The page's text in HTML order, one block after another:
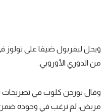
سعودي في الجول
الدوري الإسباني
ويحل ليفربول ضيفا على تولوز
من الدوري الأوروبي.
وقال يورجن كلوب في تصريحات
مريض، لم نرغب في وجوده ضمن